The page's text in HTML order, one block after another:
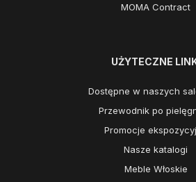
MOMA Contract
UŻYTECZNE
Dostępne w naszych
Przewodnik po
Promocje
Nasze katalogi
Meble Włoskie